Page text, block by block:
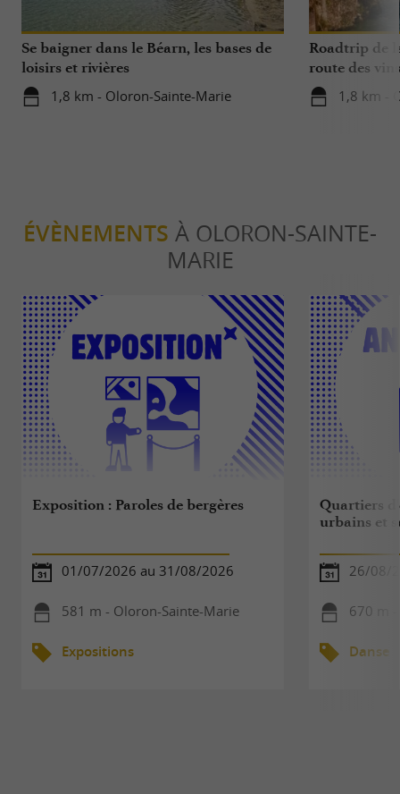
Se baigner dans le Béarn, les bases de
loisirs et rivières
1,8 km - Oloron-Sainte-Marie
Roadtrip de
route des
1,8 km -
ÉVÈNEMENTS À OLORON-SAINTE-
MARIE
Exposition : Paroles de bergères
01/07/2026 au 31/08/2026
581 m - Oloron-Sainte-Marie
Expositions
Quartiers
urbains et
26/08/
670 m
Danse